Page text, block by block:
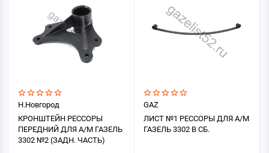
Н.Новгород
КРОНШТЕЙН РЕССОРЫ
ПЕРЕДНИЙ ДЛЯ А/М ГАЗЕЛЬ
3302 №2 (ЗАДН. ЧАСТЬ)
GAZ
ЛИСТ №1 РЕССОРЫ ДЛЯ А/М
ГАЗЕЛЬ 3302 В СБ.